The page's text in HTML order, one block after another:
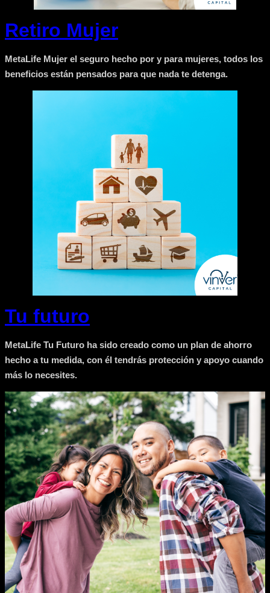
Retiro Mujer
MetaLife Mujer el seguro hecho por y para mujeres, todos los
beneficios están pensados para que nada te detenga.
Tu futuro
MetaLife Tu Futuro ha sido creado como un plan de ahorro
hecho a tu medida, con él tendrás protección y apoyo cuando
más lo necesites.